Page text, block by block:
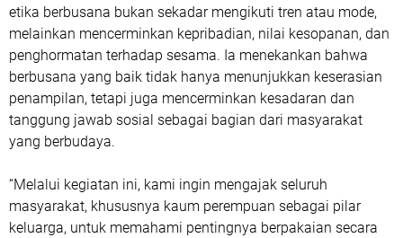
etika berbusana bukan sekadar mengikuti tren atau mode,
melainkan mencerminkan kepribadian, nilai kesopanan, dan
penghormatan terhadap sesama. Ia menekankan bahwa
berbusana yang baik tidak hanya menunjukkan keserasian
penampilan, tetapi juga mencerminkan kesadaran dan
tanggung jawab sosial sebagai bagian dari masyarakat
yang berbudaya.
“Melalui kegiatan ini, kami ingin mengajak seluruh
masyarakat, khususnya kaum perempuan sebagai pilar
keluarga, untuk memahami pentingnya berpakaian secara